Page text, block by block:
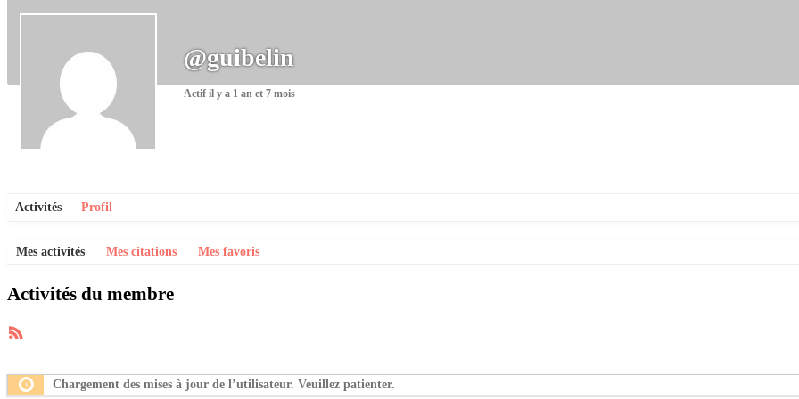
@guibelin
Actif il y a 1 an et 7 mois
Activités Profil
Mes activités Mes citations Mes favoris
Activités du membre
RSS
Chargement des mises à jour de l’utilisateur. Veuillez patienter.